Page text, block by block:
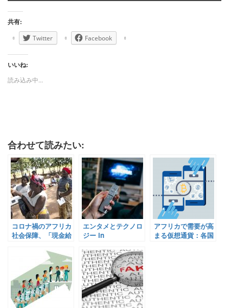
共有:
Twitter Facebook
いいね:
読み込み中...
合わせて読みたい:
コロナ禍のアフリカ
社会保障、「現金給
【Pick-Up! アフリ
カ Vol. 173：2021年
5月27日配信】
エンタメとテクノロ
ジー in
フリカ Vol. 136：
2021年3月24日配
信】
アフリカで需要が高
まる仮想通貨：各国